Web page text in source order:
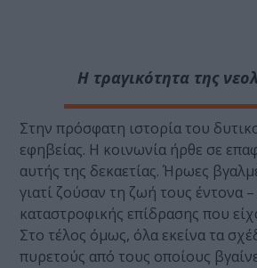
Η τραγικότητα της
Στην πρόσφατη ιστορία του
εφηβείας. Η κοινωνία ήρθε σε
αυτής της δεκαετίας. Ήρωες
γιατί ζούσαν τη ζωή τους έντονα
καταστροφικής επίδρασης που
Στο τέλος όμως, όλα εκείνα τα
πυρετούς από τους οποίους